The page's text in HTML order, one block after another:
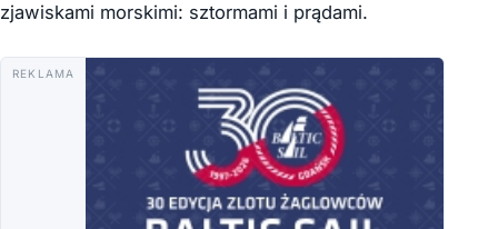
zjawiskami morskimi: sztormami i prądami.
REKLAMA